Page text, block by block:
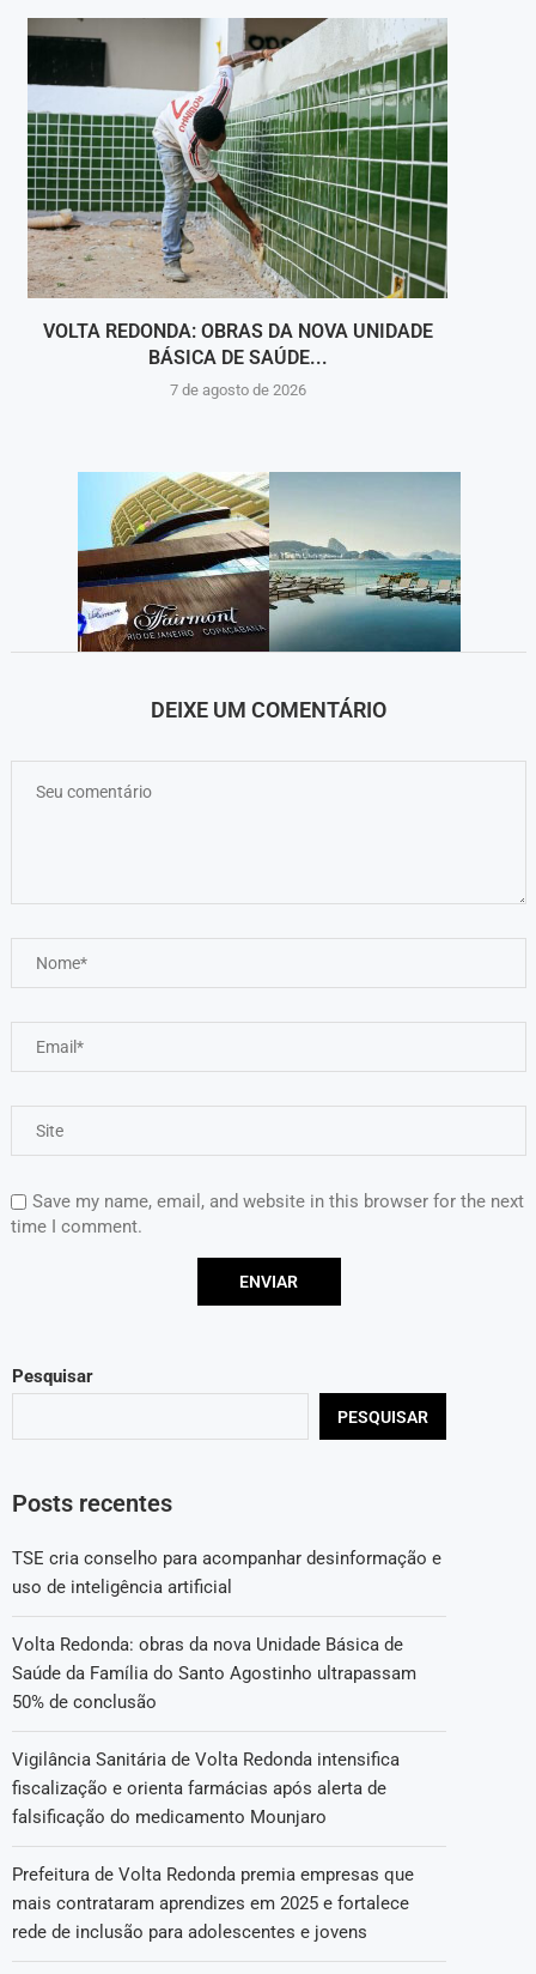
VOLTA REDONDA: OBRAS DA NOVA UNIDADE
BÁSICA DE SAÚDE...
7 de agosto de 2026
DEIXE UM COMENTÁRIO
Save my name, email, and website in this browser for the next
time I comment.
Pesquisar
PESQUISAR
Posts recentes
TSE cria conselho para acompanhar desinformação e
uso de inteligência artificial
Volta Redonda: obras da nova Unidade Básica de
Saúde da Família do Santo Agostinho ultrapassam
50% de conclusão
Vigilância Sanitária de Volta Redonda intensifica
fiscalização e orienta farmácias após alerta de
falsificação do medicamento Mounjaro
Prefeitura de Volta Redonda premia empresas que
mais contrataram aprendizes em 2025 e fortalece
rede de inclusão para adolescentes e jovens